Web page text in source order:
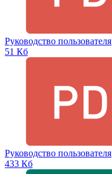
Руководство пользователя
51 Кб
Руководство пользователя
433 Кб